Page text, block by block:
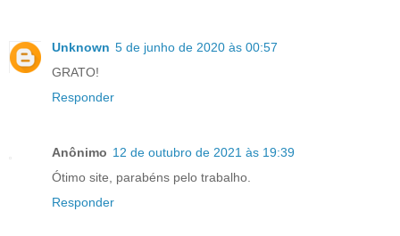
Unknown 5 de junho de 2020 às 00:57
GRATO!
Responder
Anônimo 12 de outubro de 2021 às 19:39
Ótimo site, parabéns pelo trabalho.
Responder